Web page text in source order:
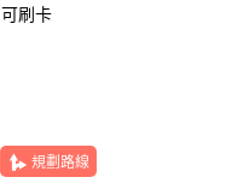
可刷卡
規劃路線